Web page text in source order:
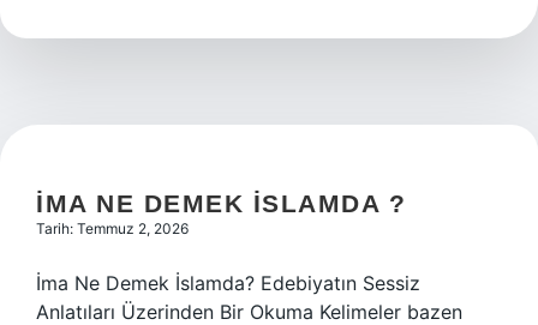
?
İMA NE DEMEK ISLAMDA ?
Tarih: Temmuz 2, 2026
İma Ne Demek İslamda? Edebiyatın Sessiz
Anlatıları Üzerinden Bir Okuma Kelimeler bazen